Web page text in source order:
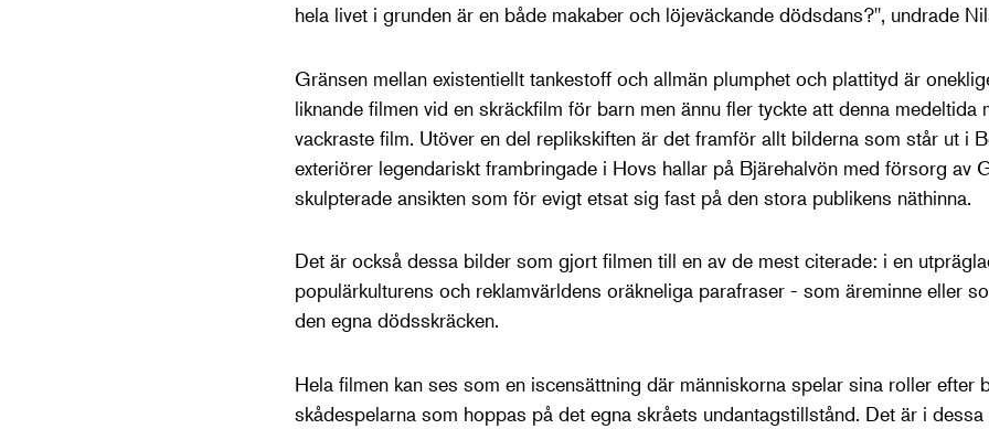
hela livet i grunden är en både makaber och löjeväckande dödsdans?", undrade
Gränsen mellan existentiellt tankestoff och allmän plumphet och plattityd är
liknande filmen vid en skräckfilm för barn men ännu fler tyckte att denna medeltida
vackraste film. Utöver en del replikskiften är det framför allt bilderna som står ut i
exteriörer legendariskt frambringade i Hovs hallar på Bjärehalvön med försorg av
skulpterade ansikten som för evigt etsat sig fast på den stora publikens näthinna.
Det är också dessa bilder som gjort filmen till en av de mest citerade: i en
populärkulturens och reklamvärldens oräkneliga parafraser - som äreminne eller
den egna dödsskräcken.
Hela filmen kan ses som en iscensättning där människorna spelar sina roller efter
skådespelarna som hoppas på det egna skråets undantagstillstånd. Det är i dessa